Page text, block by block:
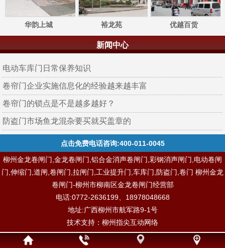
华韵上城 裕龙苑 优越百货
新闻中心
电动车库门日常保养知识
卷帘门企业实施信息化的经验越来越丰富
卷帘门的锁点是不是越多越好？
防盗门市场鱼龙混杂要买就买盖章的
点击免费电话咨询:400-011-0045
柳州金龙卷闸门,金龙卷闸门,铝合金消声卷闸门,彩钢消声闸门,电动卷闸
门,伸缩门,道闸,卷闸门,拉闸门,工业提升门,车库门,防盗门,卷门 柳州金龙
卷闸门-柳州市柳南区金龙卷闸门经营部
电话:0772-2636199、18978048668
地址:广西柳州市航军路9-1号
技术支持： 柳州指尖互动网络